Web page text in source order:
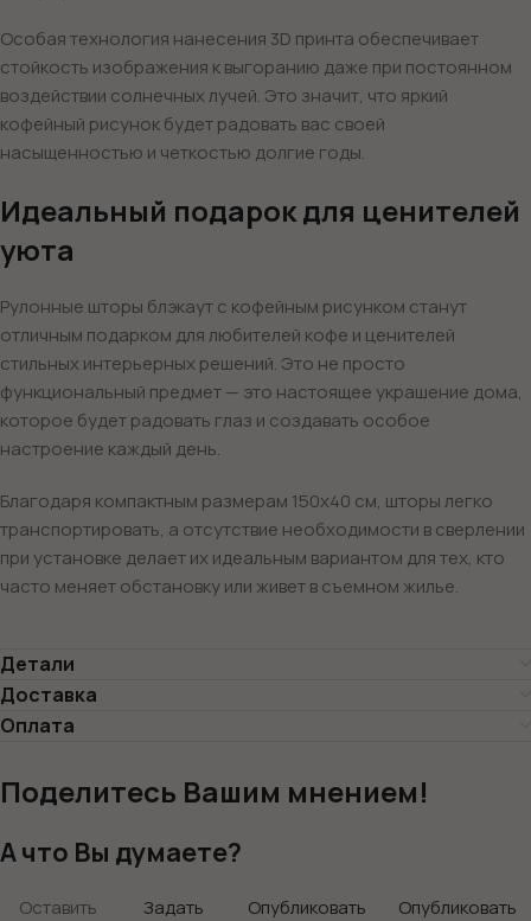
Особая технология нанесения 3D принта обеспечивает
стойкость изображения к выгоранию даже при постоянном
воздействии солнечных лучей. Это значит, что яркий
кофейный рисунок будет радовать вас своей
насыщенностью и четкостью долгие годы.
Идеальный подарок для ценителей
уюта
Рулонные шторы блэкаут с кофейным рисунком станут
отличным подарком для любителей кофе и ценителей
стильных интерьерных решений. Это не просто
функциональный предмет — это настоящее украшение дома,
которое будет радовать глаз и создавать особое
настроение каждый день.
Благодаря компактным размерам 150х40 см, шторы легко
транспортировать, а отсутствие необходимости в сверлении
при установке делает их идеальным вариантом для тех, кто
часто меняет обстановку или живет в съемном жилье.
Детали
Доставка
Оплата
Поделитесь Вашим мнением!
А что Вы думаете?
Оставить
Задать
Опубликовать
Опубликовать